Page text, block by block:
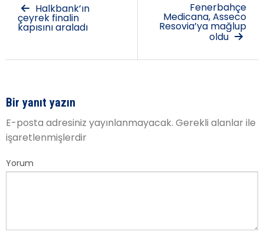
Halkbank’ın
çeyrek finalin
kapısını araladı
Fenerbahçe
Medicana, Asseco
Resovia’ya mağlup
oldu
Bir yanıt yazın
E-posta adresiniz yayınlanmayacak. Gerekli alanlar ile
işaretlenmişlerdir
Yorum